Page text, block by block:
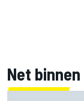
Net binnen